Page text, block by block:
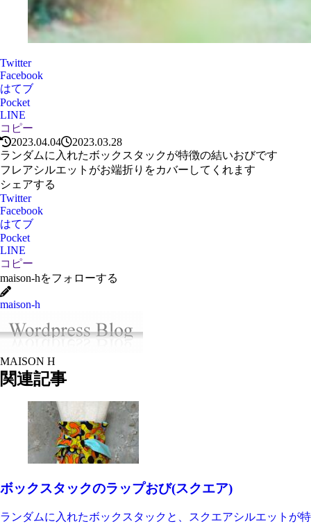
Twitter
Facebook
はてブ
Pocket
LINE
コピー
2023.04.04
2023.03.28
ランダムに入れたボックスタックが特徴の結いおびです
フレアシルエットがお端折りをカバーしてくれます
シェアする
Twitter
Facebook
はてブ
Pocket
LINE
コピー
maison-hをフォローする
maison-h
MAISON H
関連記事
ボックスタックのラップおび(スクエア)
ランダムに入れたボックスタックと、スクエアシルエットが特